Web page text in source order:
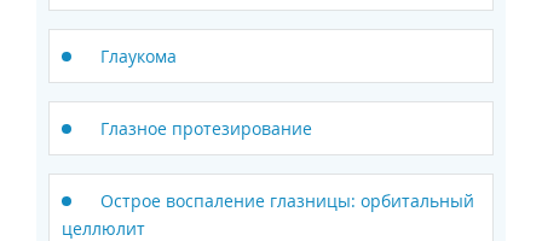
Глаукома
Глазное протезирование
Острое воспаление глазницы: орбитальный
целлюлит